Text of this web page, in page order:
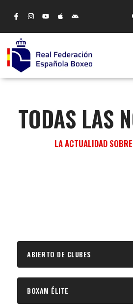
TODAS LAS
LA ACTUALIDAD
ABIERTO DE CLUBES
BOXAM ÉLITE